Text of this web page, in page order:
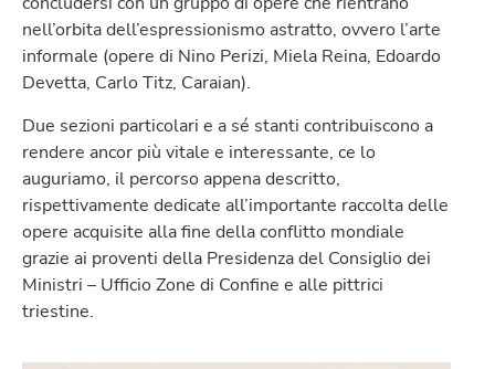
nell’orbita dell’espressionismo astratto, ovvero l’arte
informale (opere di Nino Perizi, Miela Reina, Edoardo
Devetta, Carlo Titz, Caraian).
Due sezioni particolari e a sé stanti contribuiscono a
rendere ancor più vitale e interessante, ce lo
auguriamo, il percorso appena descritto,
rispettivamente dedicate all’importante raccolta delle
opere acquisite alla fine della conflitto mondiale
grazie ai proventi della Presidenza del Consiglio dei
Ministri – Ufficio Zone di Confine e alle pittrici
triestine.